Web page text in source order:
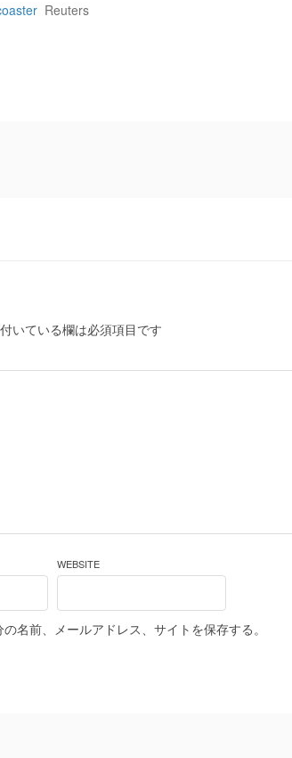
Reuters
いている欄は必須項目です
WEBSITE
名前、メールアドレス、サイトを保存する。